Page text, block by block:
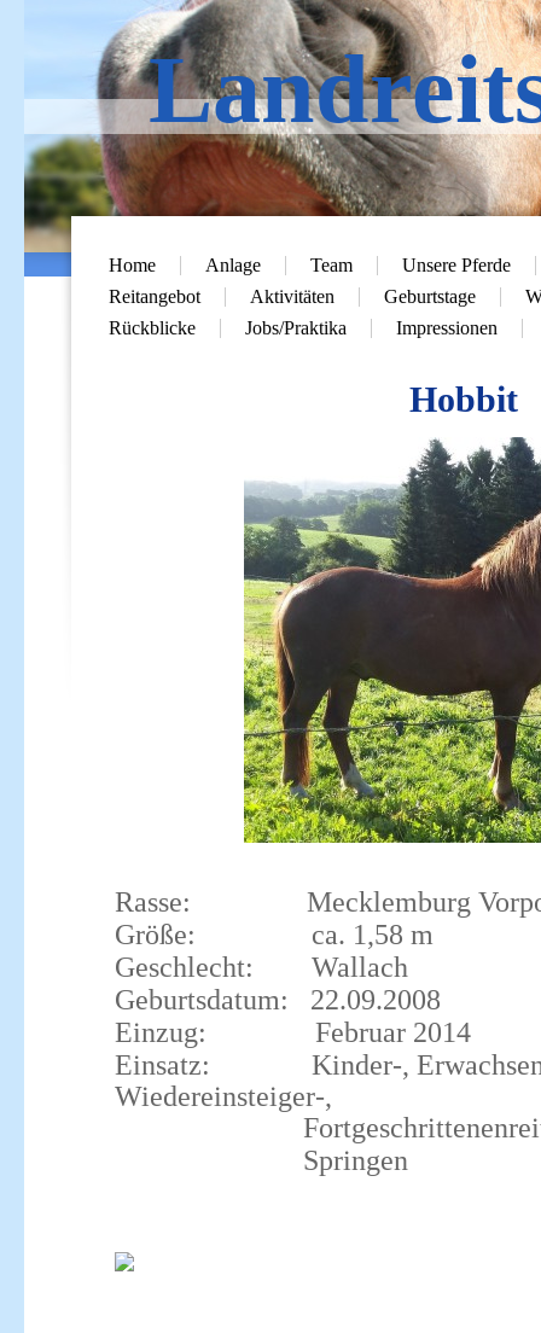
Home Anlage Team
Unsere Pferde
Reitangebot
Aktivitäten Geburtstage
Rückblicke
Jobs/Praktika Impressionen
Hobbit
Rasse: Mecklemburg
Größe: ca. 1,58 m
Geschlecht: Wallach
Geburtsdatum: 22.09.2008
Einzug: Februar 2014
Einsatz: Kinder-,
Wiedereinsteiger-,
Springen